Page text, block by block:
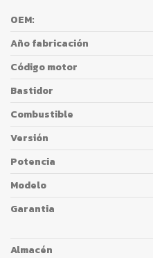
OEM:
Año fabricación
Código motor
Bastidor
Combustible
Versión
Potencia
Modelo
Garantia
Almacén